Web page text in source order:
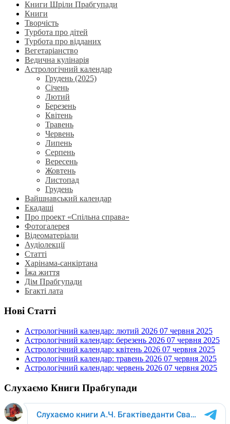
Книги Шріли Прабгупади
Книги
Творчість
Турбота про дітей
Турбота про відданих
Вегетаріанство
Ведична кулінарія
Астрологічний календар
Грудень (2025)
Січень
Лютий
Березень
Квітень
Травень
Червень
Липень
Серпень
Вересень
Жовтень
Листопад
Грудень
Вайшнавський календар
Екадаші
Про проект «Спільна справа»
Фотогалерея
Відеоматеріали
Аудіолекції
Статті
Харінама-санкіртана
Їжа життя
Дім Прабгупади
Бгакті лата
Нові Статті
Астрологічний календар: лютий 2026 07 червня 2025
Астрологічний календар: березень 2026 07 червня 2025
Астрологічний календар: квітень 2026 07 червня 2025
Астрологічний календар: травень 2026 07 червня 2025
Астрологічний календар: червень 2026 07 червня 2025
Слухаємо Книги Прабгупади